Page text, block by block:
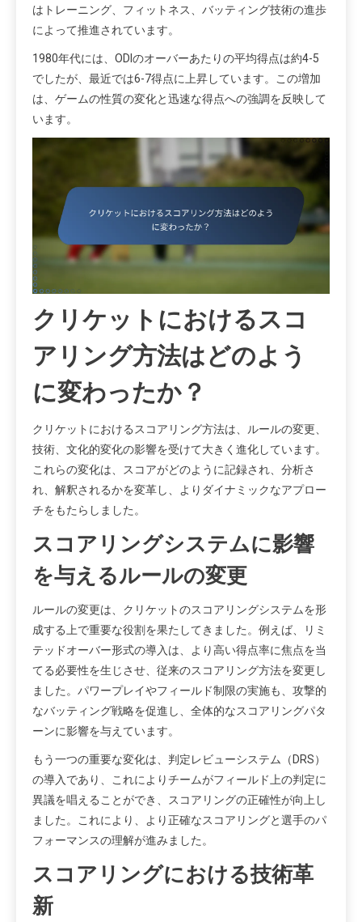
はトレーニング、フィットネス、バッティング技術の進歩
によって推進されています。
1980年代には、ODIのオーバーあたりの平均得点は約4-5
でしたが、最近では6-7得点に上昇しています。この増加
は、ゲームの性質の変化と迅速な得点への強調を反映して
います。
クリケットにおけるスコ
アリング方法はどのよう
に変わったか？
クリケットにおけるスコアリング方法は、ルールの変更、
技術、文化的変化の影響を受けて大きく進化しています。
これらの変化は、スコアがどのように記録され、分析さ
れ、解釈されるかを変革し、よりダイナミックなアプロー
チをもたらしました。
スコアリングシステムに影響
を与えるルールの変更
ルールの変更は、クリケットのスコアリングシステムを形
成する上で重要な役割を果たしてきました。例えば、リミ
テッドオーバー形式の導入は、より高い得点率に焦点を当
てる必要性を生じさせ、従来のスコアリング方法を変更し
ました。パワープレイやフィールド制限の実施も、攻撃的
なバッティング戦略を促進し、全体的なスコアリングパタ
ーンに影響を与えています。
もう一つの重要な変化は、判定レビューシステム（DRS）
の導入であり、これによりチームがフィールド上の判定に
異議を唱えることができ、スコアリングの正確性が向上し
ました。これにより、より正確なスコアリングと選手のパ
フォーマンスの理解が進みました。
スコアリングにおける技術革
新